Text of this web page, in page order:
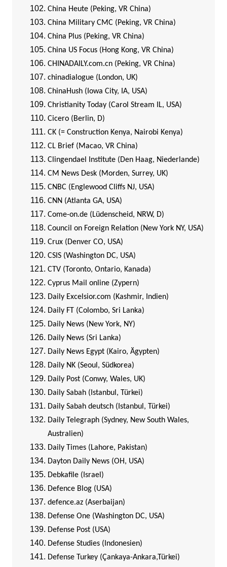
China Heute (Peking, VR China)
China Military CMC (Peking, VR China)
China Plus (Peking, VR China)
China US Focus (Hong Kong, VR China)
CHINADAILY.com.cn (Peking, VR China)
chinadialogue (London, UK)
ChinaHush (Iowa City, IA, USA)
Christianity Today (Carol Stream IL, USA)
Cicero (Berlin, D)
CK (= Construction Kenya, Nairobi Kenya)
CL Brief (Macao, VR China)
Clingendael Institute (Den Haag, Niederlande)
CM News Desk (Morden, Surrey, UK)
CNBC (Englewood Cliffs NJ, USA)
CNN (Atlanta GA, USA)
Come-on.de (Lüdenscheid, NRW, D)
Council on Foreign Relation (New York NY, USA)
Crux (Denver CO, USA)
CSIS (Washington DC, USA)
CTV (Toronto, Ontario, Kanada)
Cyprus Mail online (Zypern)
Daily Excelsior.com (Kashmir, Indien)
Daily FT (Colombo, Sri Lanka)
Daily News (New York, NY)
Daily News (Sri Lanka)
Daily News Egypt (Kairo, Ägypten)
Daily NK (Seoul, Südkorea)
Daily Post (Conwy, Wales, UK)
Daily Sabah (Istanbul, Türkei)
Daily Sabah deutsch (Istanbul, Türkei)
Daily Telegraph (Sydney, New South Wales,
Australien)
Daily Times (Lahore, Pakistan)
Dayton Daily News (OH, USA)
Debkafile (Israel)
Defence Blog (USA)
defence.az (Aserbaijan)
Defense One (Washington DC, USA)
Defense Post (USA)
Defense Studies (Indonesien)
Defense Turkey (Çankaya-Ankara,Türkei)